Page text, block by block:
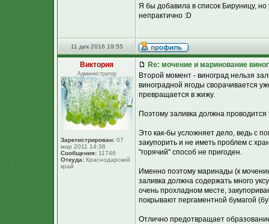
Я бы добавила в список Бируницу, но
непрактично :D
11 дек 2016 19:55
Виктория
Администратор
Зарегистрирован: 07
мар 2011 14:36
Сообщения: 11746
Откуда: Краснодарский
край
Re: мочение и маринование
Второй момент - виноград нельзя
виноградной ягоды сворачивается
превращается в жижу.
Поэтому заливка должна
Это как-бы усложняет дело, ведь с
закупорить и не иметь проблем с
"горячий" способ не пригоден.
Именно поэтому маринады (к
заливка должна содержать много
очень прохладном месте,
покрывают пергаментной бумагой
Отлично предотвращает